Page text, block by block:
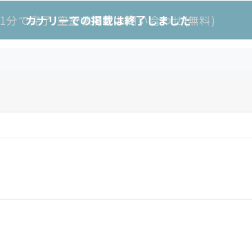
1分で完了!空室状況をお問い合わせ(無料)
カナリーでの掲載は終了しました